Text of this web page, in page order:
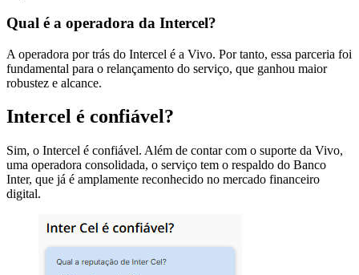
Qual é a operadora da Intercel?
A operadora por trás do Intercel é a Vivo. Por tanto, essa parceria foi
fundamental para o relançamento do serviço, que ganhou maior
robustez e alcance.
Intercel é confiável?
Sim, o Intercel é confiável. Além de contar com o suporte da Vivo,
uma operadora consolidada, o serviço tem o respaldo do Banco
Inter, que já é amplamente reconhecido no mercado financeiro
digital.